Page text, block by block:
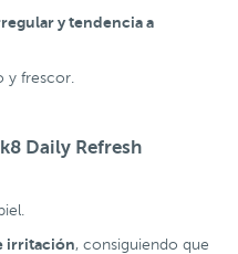
y tendencia a
y frescor.
Daily Refresh
irritación, consiguiendo que